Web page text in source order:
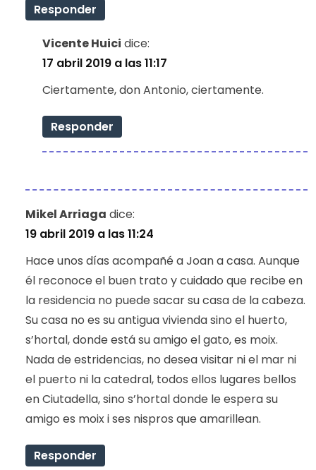
Responder
Vicente Huici dice:
17 abril 2019 a las 11:17
Ciertamente, don Antonio, ciertamente.
Responder
Mikel Arriaga dice:
19 abril 2019 a las 11:24
Hace unos días acompañé a Joan a casa. Aunque
él reconoce el buen trato y cuidado que recibe en
la residencia no puede sacar su casa de la cabeza.
Su casa no es su antigua vivienda sino el huerto,
s’hortal, donde está su amigo el gato, es moix.
Nada de estridencias, no desea visitar ni el mar ni
el puerto ni la catedral, todos ellos lugares bellos
en Ciutadella, sino s’hortal donde le espera su
amigo es moix i ses nispros que amarillean.
Responder